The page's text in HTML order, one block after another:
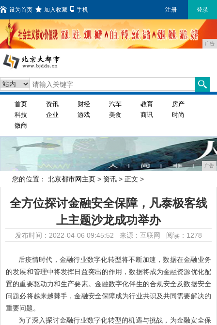
设为首页 加入收藏 手机 注册 登录
广告
首页 资讯 财经 汽车 教育
房产
科技
企业 游戏 美食 商讯
时尚
微商
广告
您的位置： 北京都市网主页 > 资讯 > 正文 >
全方位探讨金融安全保障，凡泰极客线
上主题沙龙成功举办
发布时间：2022-04-06 09:45:52 来源：互联网 阅读：1278
后疫情时代，金融行业数字化转型将不断加速，数据在金融业务
的发展和管理中将发挥日益突出的作用，数据将成为金融资源优化配
置的重要驱动力和生产要素。金融数字化伴生的合规安全及数据安全
问题必将越来越棘手，金融安全保障成为行业共识及共同需要解决的
重要问题。
为了深入探讨金融行业数字化转型的机遇与挑战，为金融安全保